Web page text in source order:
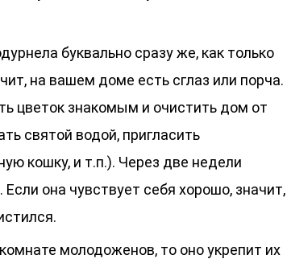
буквально сразу же, как только
на вашем доме есть сглаз или порча.
цветок знакомым и очистить дом от
святой водой, пригласить
кошку, и т.п.). Через две недели
она чувствует себя хорошо, значит,
молодоженов, то оно укрепит их